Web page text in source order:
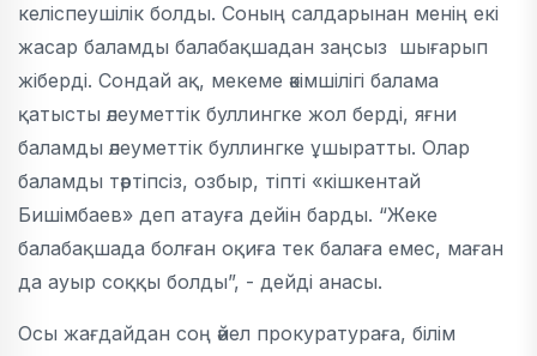
келіспеушілік болды. Соның салдарынан менің екі
жасар баламды балабақшадан заңсыз шығарып
жіберді. Сондай ақ, мекеме әкімшілігі балама
қатысты әлеуметтік буллингке жол берді, яғни
баламды әлеуметтік буллингке ұшыратты. Олар
баламды тәртіпсіз, озбыр, тіпті «кішкентай
Бишімбаев» деп атауға дейін барды. “Жеке
балабақшада болған оқиға тек балаға емес, маған
да ауыр соққы болды”, - дейді анасы.
Осы жағдайдан соң әйел прокуратураға, білім